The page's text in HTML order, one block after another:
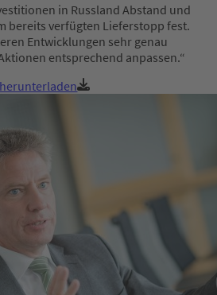
in Russland Abstand und
bereits verfügten Lieferstopp fest.
Entwicklungen sehr genau
entsprechend anpassen.“